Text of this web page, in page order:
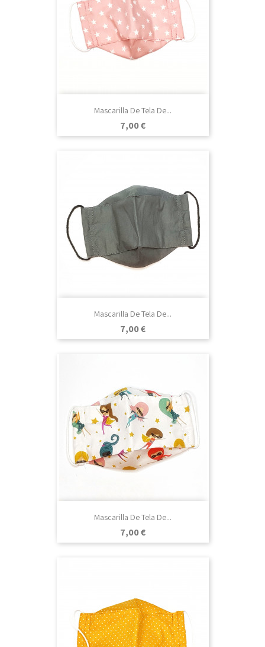
Mascarilla De Tela De...
Precio
7,00 €
Mascarilla De Tela De...
Precio
7,00 €
Mascarilla De Tela De...
Precio
7,00 €